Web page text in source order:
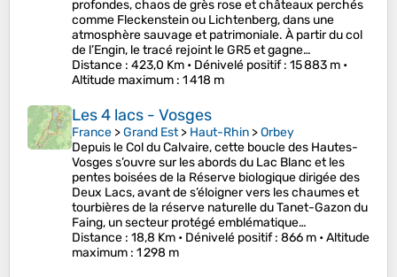
profondes, chaos de grès rose et châteaux perchés
comme Fleckenstein ou Lichtenberg, dans une
atmosphère sauvage et patrimoniale. À partir du col
de l’Engin, le tracé rejoint le GR5 et gagne…
Distance : 423,0 Km • Dénivelé positif: 15 883 m •
Altitude maximum : 1 418 m
Les 4 lacs - Vosges
France >Grand Est> Haut-Rhin >Orbey
Depuis le Col du Calvaire, cette boucle des Hautes-
Vosges s’ouvre sur les abords du Lac Blanc et les
pentes boisées de la Réserve biologique dirigée des
Deux Lacs, avant de s’éloigner vers les chaumes et
tourbières de la réserve naturelle du Tanet-Gazon du
Faing, un secteur protégé emblématique…
Distance : 18,8 Km • Dénivelé positif: 866 m •Altitude
maximum : 1 298 m